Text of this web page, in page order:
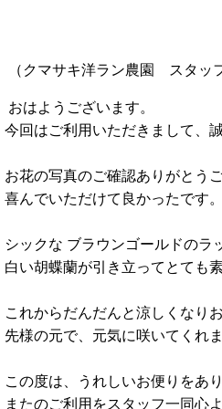
（クマサキ洋ラン農園 スタッ
おはようございます。
今回はご利用いただきまして、
お花の写真のご確認ありがとう
喜んでいただけて良かったです。
シックな ブラウンゴールドのラ
白い胡蝶蘭が引き立ってとても
これからだんだんと涼しくなり
先様の元で、元気に咲いてくれ
この度は、うれしいお便りをあ
またのご利用をスタッフ一同心